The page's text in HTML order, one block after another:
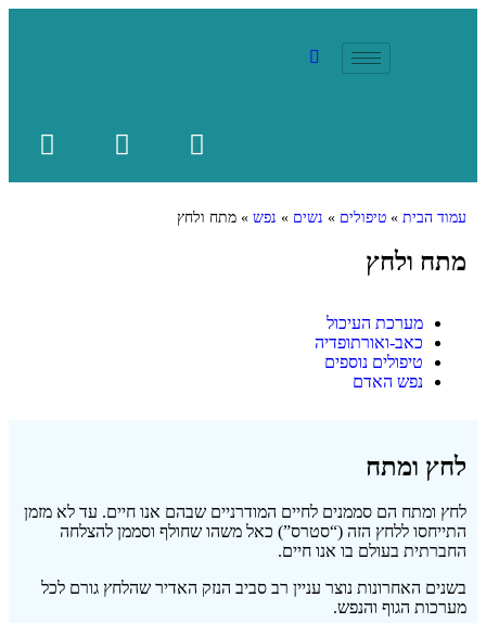
עמוד הבית » טיפולים » נשים » נפש » מתח ולחץ
מתח ולחץ
מערכת העיכול
כאב-ואורתופדיה
טיפולים נוספים
נפש האדם
לחץ ומתח
לחץ ומתח הם סממנים לחיים המודרניים שבהם אנו חיים. עד לא מזמן
התייחסו ללחץ הזה (“סטרס”) כאל משהו שחולף וסממן להצלחה
החברתית בעולם בו אנו חיים.
בשנים האחרונות נוצר עניין רב סביב הנזק האדיר שהלחץ גורם לכל
מערכות הגוף והנפש.